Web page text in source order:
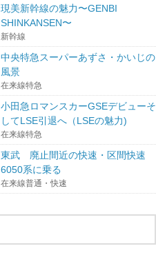
現美新幹線の魅力〜GENBI
SHINKANSEN〜
新幹線
中央特急スーパーあずさ・かいじの
風景
在来線特急
小田急ロマンスカーGSEデビューそ
してLSE引退へ（LSEの魅力)
在来線特急
東武 廃止間近の快速・区間快速
6050系に乗る
在来線普通・快速